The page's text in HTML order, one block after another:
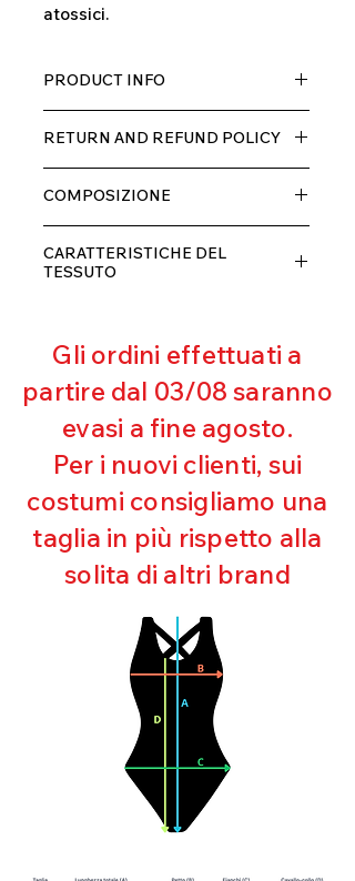
atossici.
PRODUCT INFO
di elastane, molto comodo per chi lo
indossa grazia alla sua elastcità, in
doppio strato con fodera.
RETURN AND REFUND POLICY
entro 10 giorni dal ricevimento,
rimborseremo il cliente, escluse le
spese di spedizione, non appena
riceveremo la merce resa ed
COMPOSIZIONE
20% ELASTANE
CARATTERISTICHE DEL
TESSUTO
Resistente al pilling
Eccellente protezione dai raggi
UV
Ottima copertura
Ultra cloro resistente
Mantenimento della forma
Perfetta vestibilità
Asciugatura rapida
Bielastico
Gli ordini effettuati a
partire dal 03/08 saranno
evasi a fine agosto.
Per i nuovi clienti, sui
costumi consigliamo una
taglia in più rispetto alla
solita di altri brand